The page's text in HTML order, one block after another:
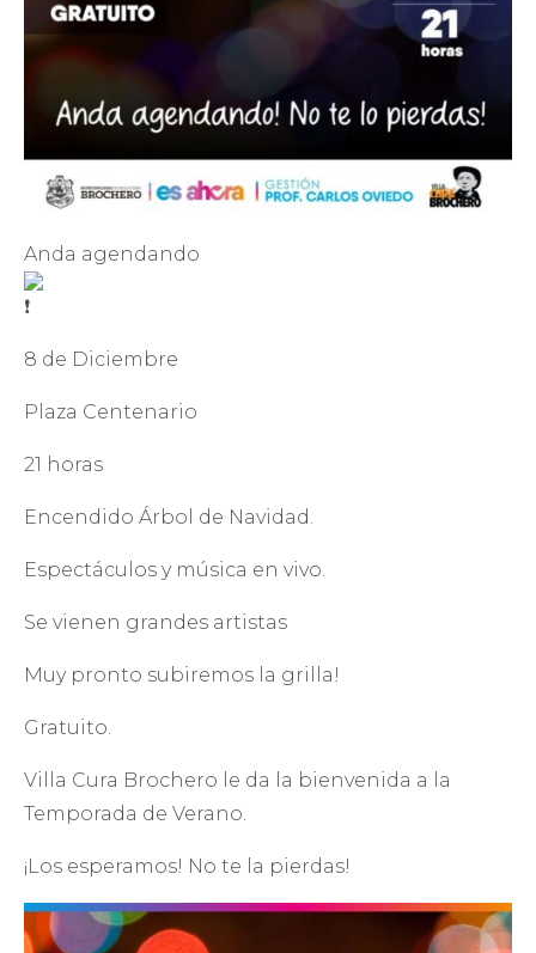
Anda agendando
8 de Diciembre
Plaza Centenario
21 horas
Encendido Árbol de Navidad.
Espectáculos y música en vivo.
Se vienen grandes artistas
Muy pronto subiremos la grilla!
Gratuito.
Villa Cura Brochero le da la bienvenida a la
Temporada de Verano.
¡Los esperamos! No te la pierdas!